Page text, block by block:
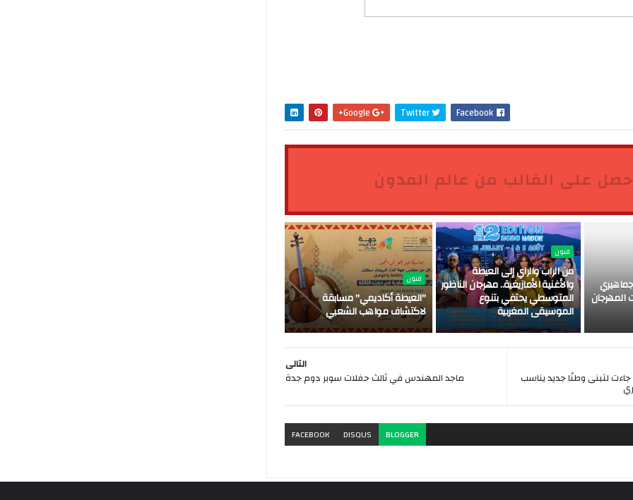
Facebook
Twitter
على القالب من عالم المدون
المهرجان
فنون
من الراب والراي إلى العيطة
والأغنية الأمازيغية.. مهرجان الناظور
المتوسطي يحتفي بتنوع
الموسيقى المغربية
فنون
"العيطة أكاديمي" مسابقة
لاكتشاف مواهب الشعبي
التالى
ماجد المهندس في ثالث حفلات سوبر دوم جدة
:ثورة ٣٠ يونيو جاءت لتبنى وطنًا جديد يناسب
BLOGGER
DISQUS
FACEBOOK